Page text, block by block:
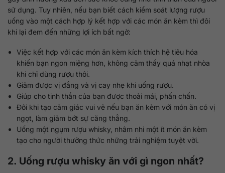
sử dụng. Tuy nhiên, nếu bạn biết cách kiểm soát lượng rượu
uống vào một cách hợp lý kết hợp với các món ăn kèm thì đôi
khi lại đem đến những lợi ích bất ngờ:
Việc kết hợp với các món ăn kèm kích thích hệ tiêu hóa
khiến bạn ngon miệng hơn, không cảm thấy quá nhạt nhòa
khi chỉ dùng rượu thôi.
Giảm được vị đắng và vị cay nhẹ khi uống rượu.
Giúp cho tinh thần của bạn được thoải mái, phấn chấn.
Đôi khi tạo cảm giác vui vẻ nếu bạn ăn kèm với món ăn có vị
ngọt, làm giảm bớt sự căng thẳng.
Uống một ngụm rượu whisky, nhâm nhi một ít món ăn kèm
tạo cho người thưởng thức những trải nghiệm tuyệt vời.
2. Uống rượu whisky ăn với gì ngon nhất?